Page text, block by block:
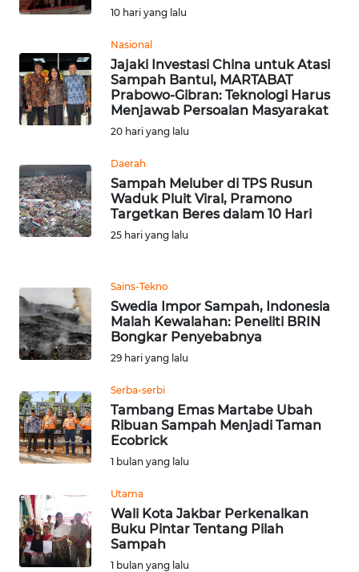
10 hari yang lalu
Nasional
Jajaki Investasi China untuk Atasi
Sampah Bantul, MARTABAT
Prabowo-Gibran: Teknologi Harus
Menjawab Persoalan Masyarakat
20 hari yang lalu
Daerah
Sampah Meluber di TPS Rusun
Waduk Pluit Viral, Pramono
Targetkan Beres dalam 10 Hari
25 hari yang lalu
Sains-Tekno
Swedia Impor Sampah, Indonesia
Malah Kewalahan: Peneliti BRIN
Bongkar Penyebabnya
29 hari yang lalu
Serba-serbi
Tambang Emas Martabe Ubah
Ribuan Sampah Menjadi Taman
Ecobrick
1 bulan yang lalu
Utama
Wali Kota Jakbar Perkenalkan
Buku Pintar Tentang Pilah
Sampah
1 bulan yang lalu
INFO
IKLAN
KAMI
PEDOMAN
MEDIA
SIBER
KARIR
Wahana
News
Regional
SUMUT
WN
JAKARTA